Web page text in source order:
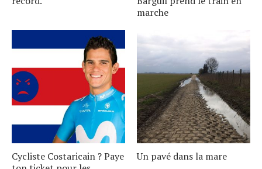
marche
Cycliste Costaricain ? Paye
Un pavé dans la mare